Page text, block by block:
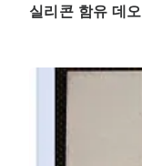
실리콘 함유 데